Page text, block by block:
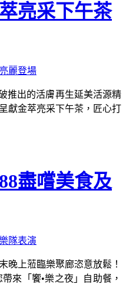
亮采下午茶
推出的活膚再生延美活源精
獻金萃亮采下午茶，匠心打
盡嚐美食及
晚上蒞臨樂聚廊恣意放鬆！
來「饗•樂之夜」自助餐，